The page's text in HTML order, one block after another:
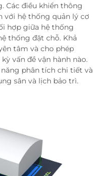
Các điều khiển thông
với hệ thống quản lý cơ
hợp giữa hệ thống
thống đặt chỗ. Khả
tâm và cho phép
vấn đề vận hành nào.
phân tích chi tiết và
sân và lịch bảo trì.